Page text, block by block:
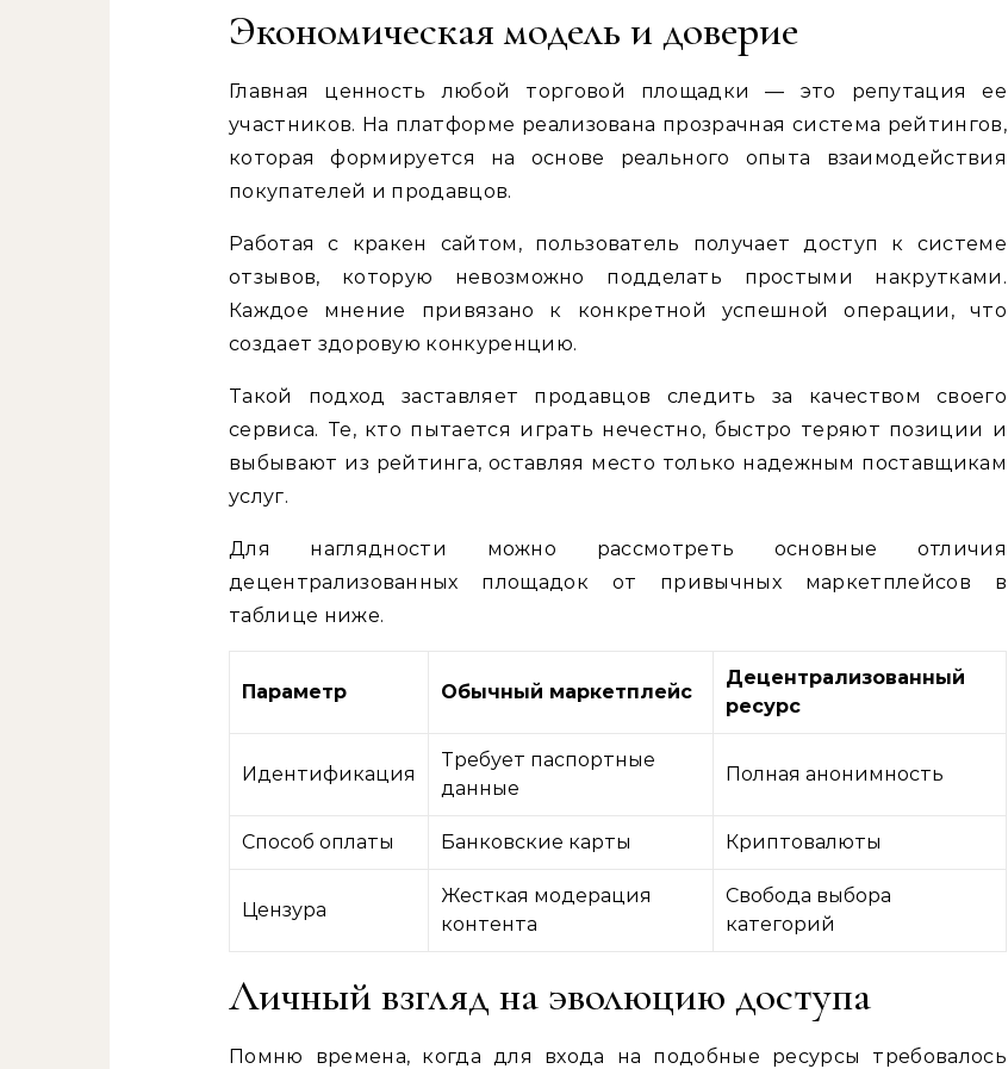
Экономическая модель и доверие
Главная ценность любой торговой площадки — это репутация ее
участников. На платформе реализована прозрачная система рейтингов,
которая формируется на основе реального опыта взаимодействия
покупателей и продавцов.
Работая с кракен сайтом, пользователь получает доступ к системе
отзывов, которую невозможно подделать простыми накрутками.
Каждое мнение привязано к конкретной успешной операции, что
создает здоровую конкуренцию.
Такой подход заставляет продавцов следить за качеством своего
сервиса. Те, кто пытается играть нечестно, быстро теряют позиции и
выбывают из рейтинга, оставляя место только надежным поставщикам
услуг.
Для наглядности можно рассмотреть основные отличия
децентрализованных площадок от привычных маркетплейсов в
таблице ниже.
Параметр Обычный маркетплейс
Децентрализованный
ресурс
Идентификация
Требует паспортные
данные
Полная анонимность
Способ оплаты Банковские карты Криптовалюты
Цензура
Жесткая модерация
контента
Свобода выбора
категорий
Личный взгляд на эволюцию доступа
Помню времена, когда для входа на подобные ресурсы требовалось